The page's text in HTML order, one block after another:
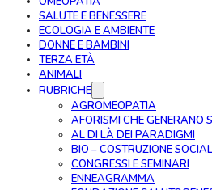
SALUTE E BENESSERE
ECOLOGIA E AMBIENTE
DONNE E BAMBINI
TERZA ETÀ
ANIMALI
RUBRICHE
AGROMEOPATIA
AFORISMI CHE GENERANO
AL DI LÀ DEI PARADIGMI
BIO – COSTRUZIONE
CONGRESSI E SEMINARI
ENNEAGRAMMA